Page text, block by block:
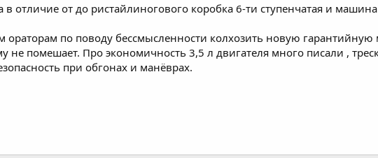
в отличие от до ристайлиногового коробка 6-ти ступенчатая и
по поводу бессмысленности колхозить новую
помешает. Про экономичность 3,5 л двигателя много писали ,
при обгонах и манёврах.